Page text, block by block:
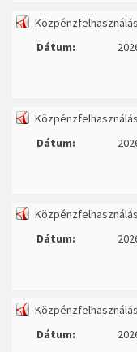
Dátum:
Dátum:
Dátum:
Dátum: